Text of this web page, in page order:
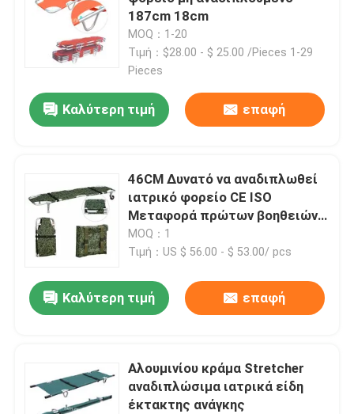
Ηλεκτρικά κρεβάτια εξέτασης
Υπομονετικό καροτσάκι μεταφοράς
Καροτσάκι ιατρικού εξοπλισμού
Κινητό φορείο έκτακτης ανάγκης
187cm 18cm
MOQ：1-20
Τιμή：$28.00 - $ 25.00 /Pieces 1-29
Pieces
Καλύτερη τιμή επαφή
46CM Δυνατό να αναδιπλωθεί
ιατρικό φορείο CE ISO
Μεταφορά πρώτων βοηθειών
μικρών διαστάσεων τροχούς
MOQ：1
Τιμή：US $ 56.00 - $ 53.00/ pcs
Καλύτερη τιμή επαφή
Αλουμινίου κράμα Stretcher
αναδιπλώσιμα ιατρικά είδη
έκτακτης ανάγκης